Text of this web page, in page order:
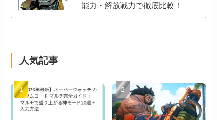
能力・解放戦力で徹底比較！
人気記事